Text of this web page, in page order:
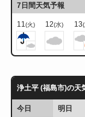
7日間天気予報
11(火) 12(水) 13
浄土平 (福島市)の天
今日 明日